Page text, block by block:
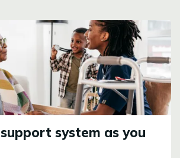
system as you